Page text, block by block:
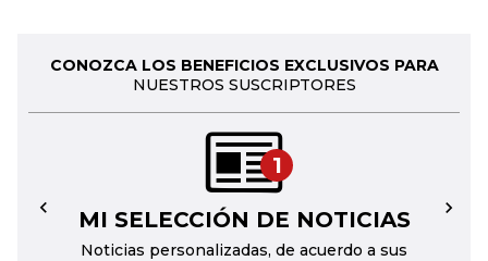
CONOZCA LOS BENEFICIOS EXCLUSIVOS PARA
NUESTROS SUSCRIPTORES
1
MI SELECCIÓN DE NOTICIAS
Noticias personalizadas, de acuerdo a sus
← →